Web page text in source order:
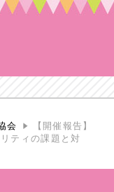
会
【開催報告】
ティの課題と対